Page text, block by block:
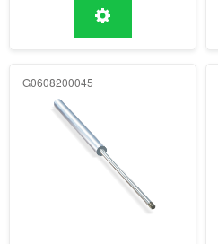
G0608200045